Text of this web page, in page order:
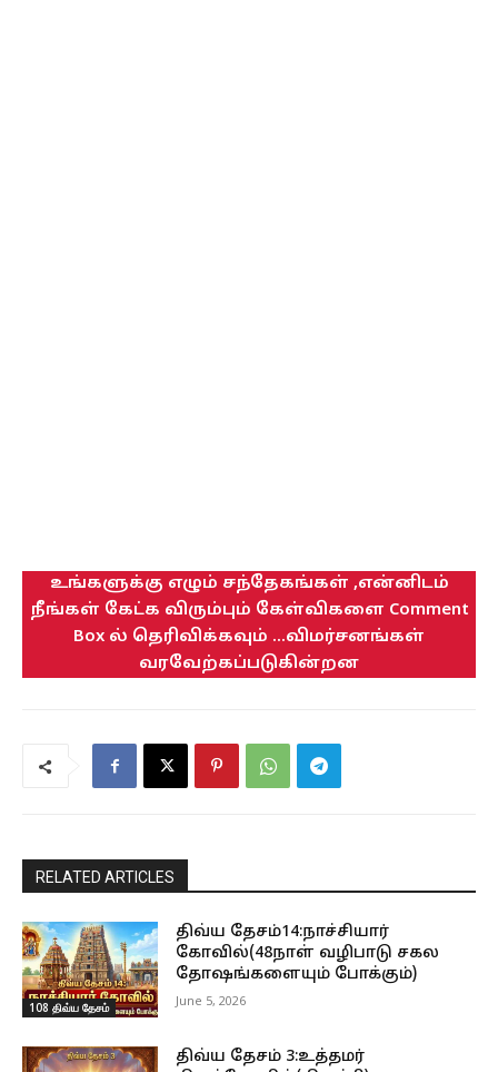
உங்களுக்கு எழும் சந்தேகங்கள் ,என்னிடம்
நீங்கள் கேட்க விரும்பும் கேள்விகளை Comment
Box ல் தெரிவிக்கவும் ...விமர்சனங்கள்
வரவேற்கப்படுகின்றன
RELATED ARTICLES
108 திவ்ய தேசம்
திவ்ய தேசம்14:நாச்சியார்
கோவில்(48நாள் வழிபாடு சகல
தோஷங்களையும் போக்கும்)
June 5, 2026
திவ்ய தேசம் 3:உத்தமர்